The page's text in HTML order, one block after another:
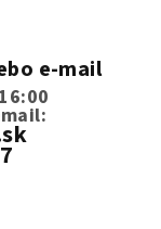
e-mail